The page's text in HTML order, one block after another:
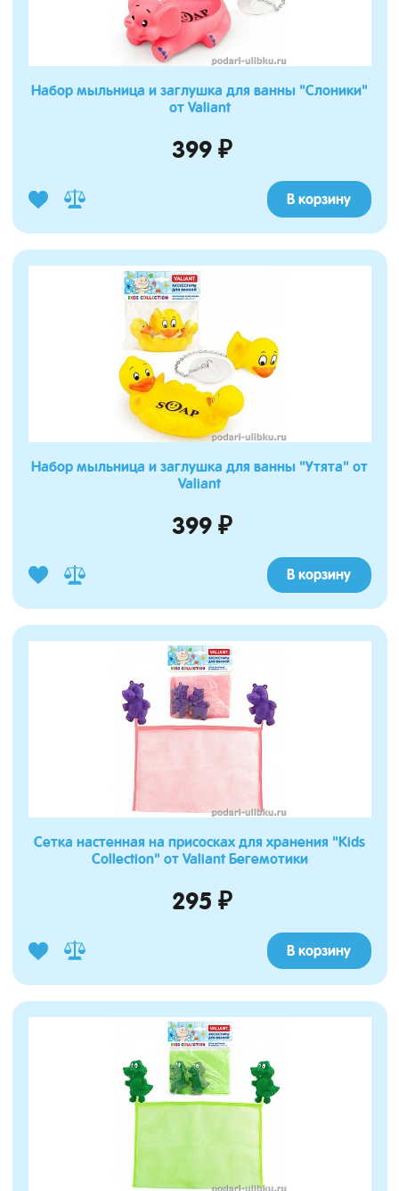
Набор мыльница и заглушка для ванны "Слоники"
от Valiant
399 ₽
В корзину
Набор мыльница и заглушка для ванны "Утята" от
Valiant
399 ₽
В корзину
Сетка настенная на присосках для хранения "Kids
Collection" от Valiant Бегемотики
295 ₽
В корзину